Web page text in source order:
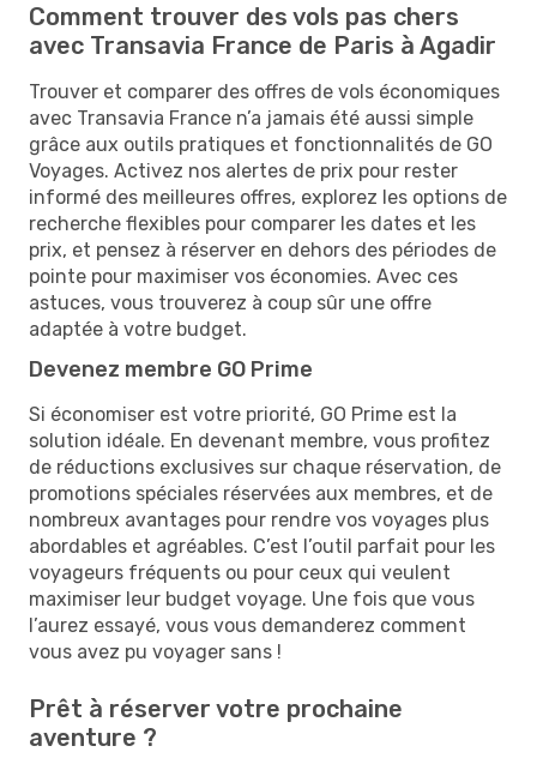
Comment trouver des vols pas chers
avec Transavia France de Paris à Agadir
Trouver et comparer des offres de vols économiques
avec Transavia France n’a jamais été aussi simple
grâce aux outils pratiques et fonctionnalités de GO
Voyages. Activez nos alertes de prix pour rester
informé des meilleures offres, explorez les options de
recherche flexibles pour comparer les dates et les
prix, et pensez à réserver en dehors des périodes de
pointe pour maximiser vos économies. Avec ces
astuces, vous trouverez à coup sûr une offre
adaptée à votre budget.
Devenez membre GO Prime
Si économiser est votre priorité, GO Prime est la
solution idéale. En devenant membre, vous profitez
de réductions exclusives sur chaque réservation, de
promotions spéciales réservées aux membres, et de
nombreux avantages pour rendre vos voyages plus
abordables et agréables. C’est l’outil parfait pour les
voyageurs fréquents ou pour ceux qui veulent
maximiser leur budget voyage. Une fois que vous
l’aurez essayé, vous vous demanderez comment
vous avez pu voyager sans !
Prêt à réserver votre prochaine
aventure ?